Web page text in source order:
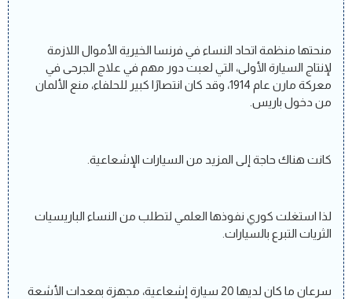
منحتها منظمة اتحاد النساء في فرنسا الخيرية الأموال اللازمة
لإنتاج السيارة الأولى، التي لعبت دور مهم في علاج الجرحى في
معركة مارن عام 1914، وقد كان انتصارًا كبير للحلفاء، منع الألمان
من دخول باريس.
كانت هناك حاجة إلى المزيد من السيارات الإشعاعية.
لذا استغلت كوري نفوذها العلمي لتطلب من النساء الباريسيات
الثريات التبرع بالسيارات.
سرعان ما كان لديها 20 سيارة إشعاعية، مجهزة بمعدات الأشعة